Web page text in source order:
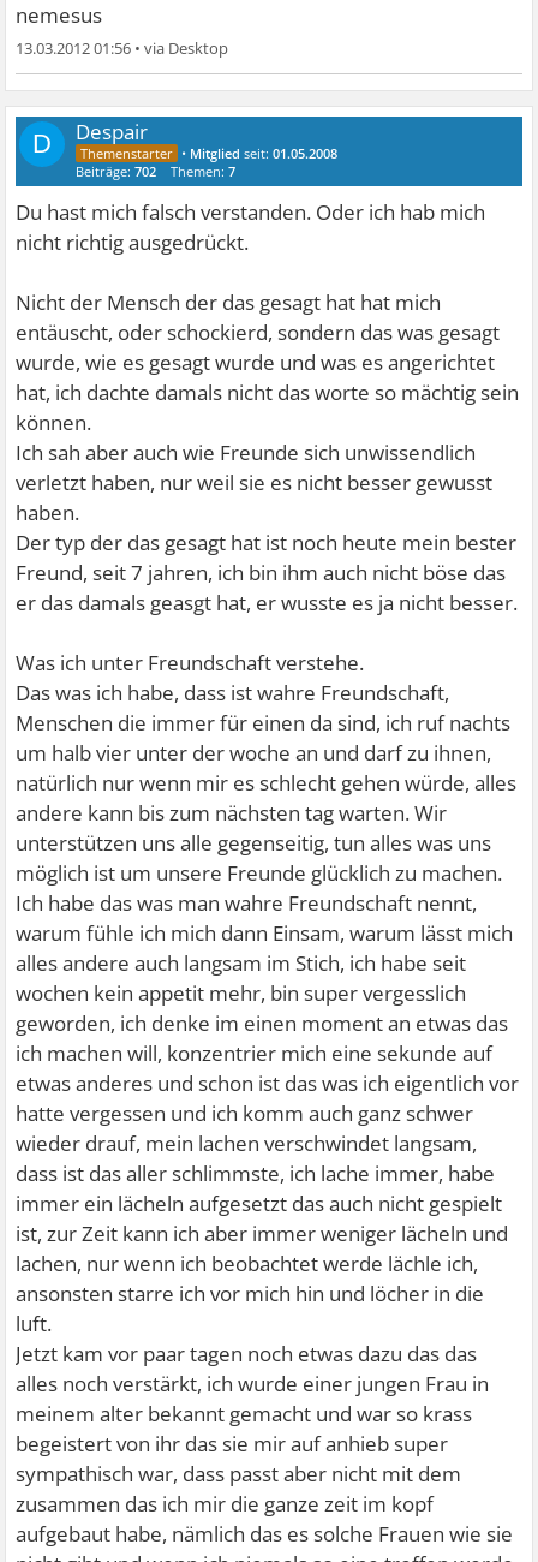
nemesus
13.03.2012 01:56 •
D Despair
• Mitglied seit:01.05.2008
Beiträge:702 Themen:7
Du hast mich falsch verstanden. Oder ich hab mich
nicht richtig ausgedrückt.
Nicht der Mensch der das gesagt hat hat mich
entäuscht, oder schockierd, sondern das was gesagt
wurde, wie es gesagt wurde und was es angerichtet
hat, ich dachte damals nicht das worte so mächtig sein
können.
Ich sah aber auch wie Freunde sich unwissendlich
verletzt haben, nur weil sie es nicht besser gewusst
haben.
Der typ der das gesagt hat ist noch heute mein bester
Freund, seit 7 jahren, ich bin ihm auch nicht böse das
er das damals geasgt hat, er wusste es ja nicht besser.
Was ich unter Freundschaft verstehe.
Das was ich habe, dass ist wahre Freundschaft,
Menschen die immer für einen da sind, ich ruf nachts
um halb vier unter der woche an und darf zu ihnen,
natürlich nur wenn mir es schlecht gehen würde, alles
andere kann bis zum nächsten tag warten. Wir
unterstützen uns alle gegenseitig, tun alles was uns
möglich ist um unsere Freunde glücklich zu machen.
Ich habe das was man wahre Freundschaft nennt,
warum fühle ich mich dann Einsam, warum lässt mich
alles andere auch langsam im Stich, ich habe seit
wochen kein appetit mehr, bin super vergesslich
geworden, ich denke im einen moment an etwas das
ich machen will, konzentrier mich eine sekunde auf
etwas anderes und schon ist das was ich eigentlich vor
hatte vergessen und ich komm auch ganz schwer
wieder drauf, mein lachen verschwindet langsam,
dass ist das aller schlimmste, ich lache immer, habe
immer ein lächeln aufgesetzt das auch nicht gespielt
ist, zur Zeit kann ich aber immer weniger lächeln und
lachen, nur wenn ich beobachtet werde lächle ich,
ansonsten starre ich vor mich hin und löcher in die
luft.
Jetzt kam vor paar tagen noch etwas dazu das das
alles noch verstärkt, ich wurde einer jungen Frau in
meinem alter bekannt gemacht und war so krass
begeistert von ihr das sie mir auf anhieb super
sympathisch war, dass passt aber nicht mit dem
zusammen das ich mir die ganze zeit im kopf
aufgebaut habe, nämlich das es solche Frauen wie sie